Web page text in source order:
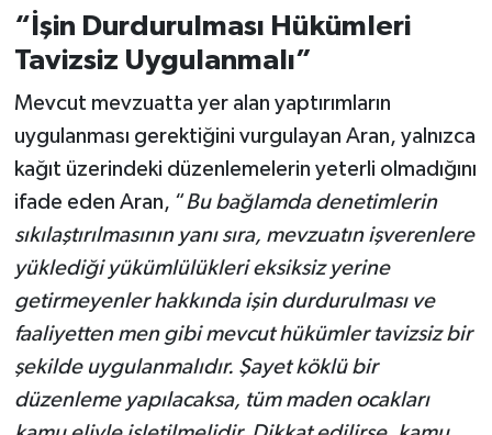
“İşin Durdurulması Hükümleri
Tavizsiz Uygulanmalı”
Mevcut mevzuatta yer alan yaptırımların
uygulanması gerektiğini vurgulayan Aran, yalnızca
kağıt üzerindeki düzenlemelerin yeterli olmadığını
ifade eden Aran, “Bu bağlamda denetimlerin
sıkılaştırılmasının yanı sıra, mevzuatın işverenlere
yüklediği yükümlülükleri eksiksiz yerine
getirmeyenler hakkında işin durdurulması ve
faaliyetten men gibi mevcut hükümler tavizsiz bir
şekilde uygulanmalıdır. Şayet köklü bir
düzenleme yapılacaksa, tüm maden ocakları